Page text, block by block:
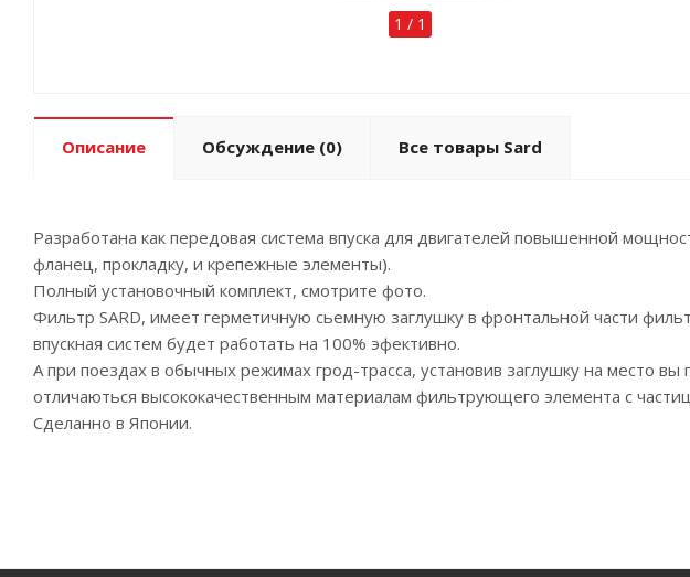
1 / 1
Описание Обсуждение (0) Все товары Sard
Разработана как передовая система впуска для двигателей повышенной
фланец, прокладку, и крепежные элементы).
Полный установочный комплект, смотрите фото.
Фильтр SARD, имеет герметичную сьемную заглушку в фронтальной части
впускная систем будет работать на 100% эфективно.
А при поездах в обычных режимах грод-трасса, установив заглушку на место
отличаються высококачественным материалам фильтрующего элемента с
Сделанно в Японии.